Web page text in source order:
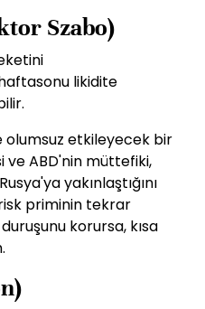
Szabo)
likidite
olumsuz etkileyecek bir
ve ABD'nin müttefiki,
yakınlaştığını
priminin tekrar
korursa, kısa